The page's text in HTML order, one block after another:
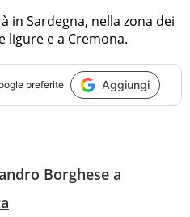
in Sardegna, nella zona dei
ligure e a Cremona.
preferite Aggiungi
Borghese a